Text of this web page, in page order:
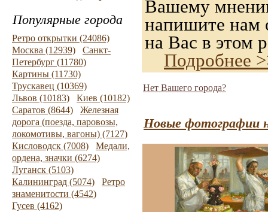
Популярные города
Ретро открытки (24086)
Москва (12939)
Санкт-
Петербург (11780)
Картины (11730)
Трускавец (10369)
Львов (10183)
Киев (10182)
Саратов (8644)
Железная
дорога (поезда, паровозы,
локомотивы, вагоны) (7127)
Кисловодск (7008)
Медали,
ордена, значки (6274)
Луганск (5103)
Калининград (5074)
Ретро
знаменитости (4542)
Гусев (4162)
Вашему
напишите нам
на Вас в этом
Подробнее
Нет Вашего города?
Новые фотографии